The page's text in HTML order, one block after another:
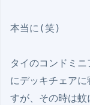
本当に(笑)
タイのコンドミ
にデッキチェア
すが、その時は